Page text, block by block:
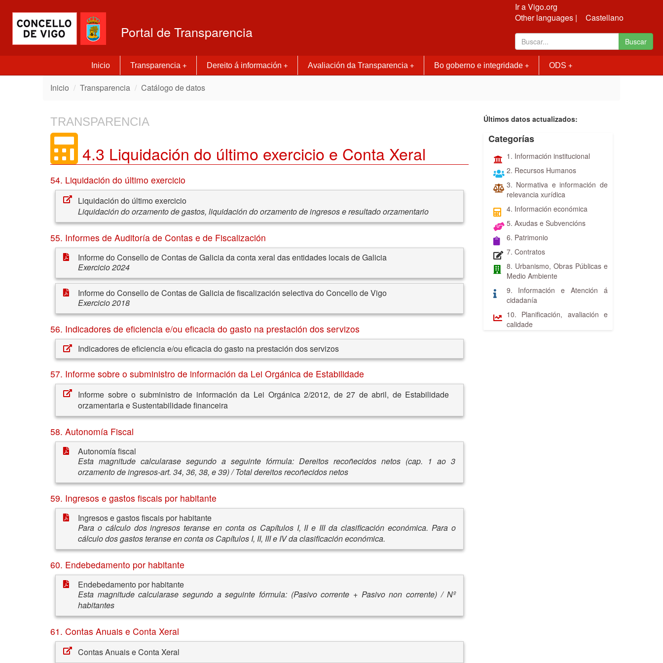
Ir a Vigo.org
Other languages |
Castellano
Buscar
Portal de Transparencia
Inicio +
Transparencia +
Dereito á información +
Avaliación da Transparencia +
Bo goberno e integridade +
ODS
Inicio Transparencia Catálogo de datos
TRANSPARENCIA
4.3 Liquidación do último exercicio e Conta Xeral
54. Liquidación do último exercicio
Liquidación do último exercicio
Liquidación do orzamento de gastos, liquidación do orzamento de ingresos e resultado orzamentario
55. Informes de Auditoría de Contas e de Fiscalización
Informe do Consello de Contas de Galicia da conta xeral das entidades locais de Galicia
Exercicio 2024
Informe do Consello de Contas de Galicia de fiscalización selectiva do Concello de Vigo
Exercicio 2018
56. Indicadores de eficiencia e/ou eficacia do gasto na prestación dos servizos
Indicadores de eficiencia e/ou eficacia do gasto na prestación dos servizos
57. Informe sobre o subministro de información da Lei Orgánica de Estabilidade
Informe sobre o subministro de información da Lei Orgánica 2/2012, de 27 de abril, de Estabilidade
orzamentaria e Sustentabilidade financeira
58. Autonomía Fiscal
Autonomía fiscal
Esta magnitude calcularase segundo a seguinte fórmula: Dereitos recoñecidos netos (cap. 1 ao 3
orzamento de ingresos-art. 34, 36, 38, e 39) / Total dereitos recoñecidos netos
59. Ingresos e gastos fiscais por habitante
Ingresos e gastos fiscais por habitante
Para o cálculo dos ingresos teranse en conta os Capítulos I, II e III da clasificación económica. Para o
cálculo dos gastos teranse en conta os Capítulos I, II, III e IV da clasificación económica.
60. Endebedamento por habitante
Endebedamento por habitante
Esta magnitude calcularase segundo a seguinte fórmula: (Pasivo corrente + Pasivo non corrente) / Nº
habitantes
61. Contas Anuais e Conta Xeral
Contas Anuais e Conta Xeral
Últimos datos actualizados:
Categorías
1. Información institucional
2. Recursos Humanos
3. Normativa e información de
relevancia xurídica
4. Información económica
5. Axudas e Subvencións
6. Patrimonio
7. Contratos
8. Urbanismo, Obras Públicas e
Medio Ambiente
9. Información e Atención á
cidadanía
10. Planificación, avaliación e
calidade